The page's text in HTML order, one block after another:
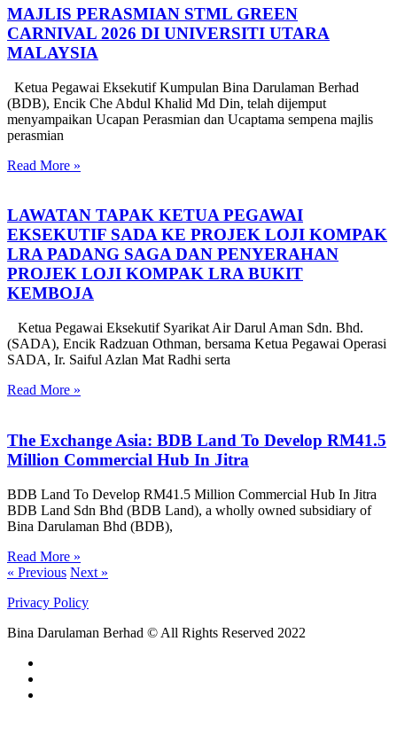
MAJLIS PERASMIAN STML GREEN
CARNIVAL 2026 DI UNIVERSITI UTARA
MALAYSIA
Ketua Pegawai Eksekutif Kumpulan Bina Darulaman Berhad
(BDB), Encik Che Abdul Khalid Md Din, telah dijemput
menyampaikan Ucapan Perasmian dan Ucaptama sempena majlis
perasmian
Read More »
LAWATAN TAPAK KETUA PEGAWAI
EKSEKUTIF SADA KE PROJEK LOJI KOMPAK
LRA PADANG SAGA DAN PENYERAHAN
PROJEK LOJI KOMPAK LRA BUKIT
KEMBOJA
Ketua Pegawai Eksekutif Syarikat Air Darul Aman Sdn. Bhd.
(SADA), Encik Radzuan Othman, bersama Ketua Pegawai Operasi
SADA, Ir. Saiful Azlan Mat Radhi serta
Read More »
The Exchange Asia: BDB Land To Develop RM41.5
Million Commercial Hub In Jitra
BDB Land To Develop RM41.5 Million Commercial Hub In Jitra
BDB Land Sdn Bhd (BDB Land), a wholly owned subsidiary of
Bina Darulaman Bhd (BDB),
Read More »
« Previous Next »
Privacy Policy
Bina Darulaman Berhad © All Rights Reserved 2022